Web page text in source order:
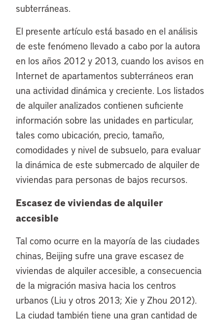
subterráneas.
El presente artículo está basado en el análisis
de este fenómeno llevado a cabo por la autora
en los años 2012 y 2013, cuando los avisos en
Internet de apartamentos subterráneos eran
una actividad dinámica y creciente. Los listados
de alquiler analizados contienen suficiente
información sobre las unidades en particular,
tales como ubicación, precio, tamaño,
comodidades y nivel de subsuelo, para evaluar
la dinámica de este submercado de alquiler de
viviendas para personas de bajos recursos.
Escasez de viviendas de alquiler
accesible
Tal como ocurre en la mayoría de las ciudades
chinas, Beijing sufre una grave escasez de
viviendas de alquiler accesible, a consecuencia
de la migración masiva hacia los centros
urbanos (Liu y otros 2013; Xie y Zhou 2012).
La ciudad también tiene una gran cantidad de